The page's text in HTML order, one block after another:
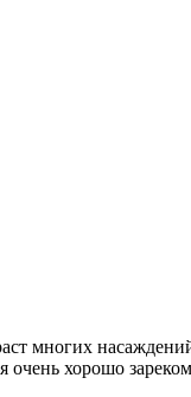
многих
хорошо